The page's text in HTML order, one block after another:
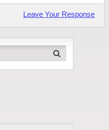
Leave Your Response